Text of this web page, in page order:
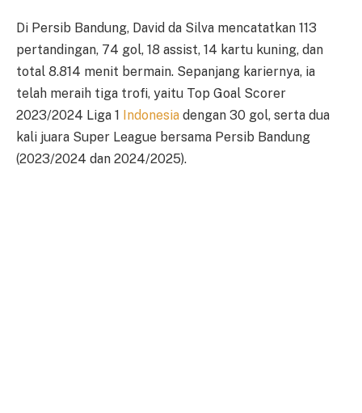
Di Persib Bandung, David da Silva mencatatkan 113
pertandingan, 74 gol, 18 assist, 14 kartu kuning, dan
total 8.814 menit bermain. Sepanjang kariernya, ia
telah meraih tiga trofi, yaitu Top Goal Scorer
2023/2024 Liga 1
Indonesia dengan 30 gol, serta dua
kali juara Super League bersama Persib Bandung
(2023/2024 dan 2024/2025).